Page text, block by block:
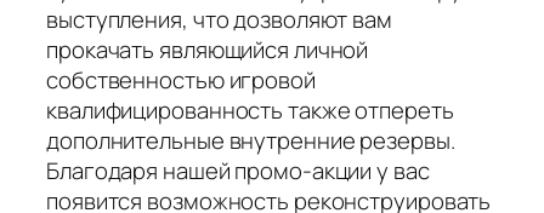
выступления, что дозволяют вам
прокачать являющийся личной
собственностью игровой
квалифицированность также отпереть
дополнительные внутренние резервы.
Благодаря нашей промо-акции у вас
появится возможность реконструировать